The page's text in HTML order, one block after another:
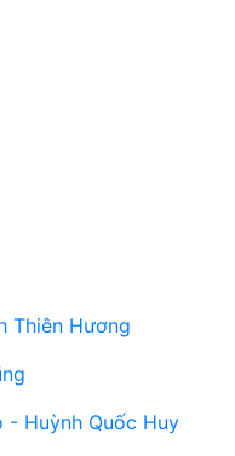
Thiên Hương
- Huỳnh Quốc Huy